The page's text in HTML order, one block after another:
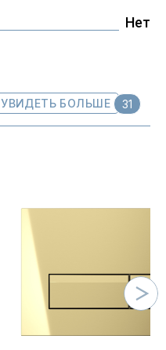
Нет
УВИДЕТЬ БОЛЬШЕ 31